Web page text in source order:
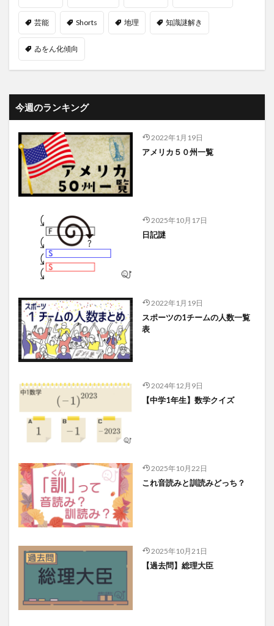
芸能 Shorts 地理 知識謎解き
ゐをん化傾向
今週のランキング
2022年1月19日
アメリカ５０州一覧
2025年10月17日
日記謎
2022年1月19日
スポーツの1チームの人数一覧
表
2024年12月9日
【中学1年生】数学クイズ
2025年10月22日
これ音読みと訓読みどっち？
2025年10月21日
【過去問】総理大臣